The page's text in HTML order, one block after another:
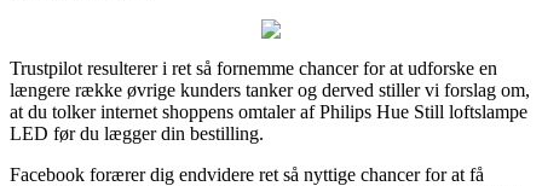
Trustpilot resulterer i ret så fornemme chancer for at udforske en
længere række øvrige kunders tanker og derved stiller vi forslag om,
at du tolker internet shoppens omtaler af Philips Hue Still loftslampe
LED før du lægger din bestilling.
Facebook forærer dig endvidere ret så nyttige chancer for at få